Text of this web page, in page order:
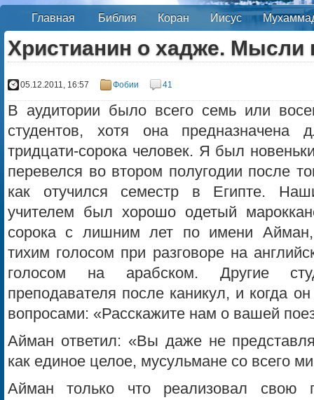
Главная Библия Коран Иисус
Христианин о хадже. Мысли
05.12.2011, 16:57 Фобии 41
В аудитории было всего семь или
студентов, хотя она предназначена
тридцати-сорока человек. Я был
перевелся во втором полугодии после
как отучился семестр в Египте.
учителем был хорошо одетый
сорока с лишним лет по имени
тихим голосом при разговоре на
голосом на арабском. Другие
преподавателя после каникул, и когда
вопросами: «Расскажите нам о вашей
Айман ответил: «Вы даже не
как единое целое, мусульмане со всего
Айман только что реализовал свою